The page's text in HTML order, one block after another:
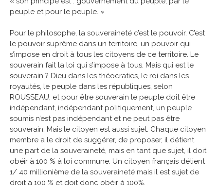
peuple et pour le peuple. »
Pour le philosophe, la souveraineté c’est le pouvoir. C’est
le pouvoir suprême dans un territoire, un pouvoir qui
s’impose en droit à tous les citoyens de ce territoire. Le
souverain fait la loi qui s’impose à tous. Mais qui est le
souverain ? Dieu dans les théocraties, le roi dans les
royautés, le peuple dans les républiques, selon
ROUSSEAU, et pour être souverain le peuple doit être
indépendant, indépendant politiquement, un peuple
soumis n’est pas indépendant et ne peut pas être
souverain. Mais le citoyen est aussi sujet. Chaque citoyen
membre a le droit de suggérer, de proposer, il détient
une part de la souveraineté, mais en tant que sujet, il doit
obéir à 100 % à loi commune. Un citoyen français détient
1/ 40 millionième de la souveraineté mais il est sujet de
droit à 100 % et doit donc obéir à 100%.